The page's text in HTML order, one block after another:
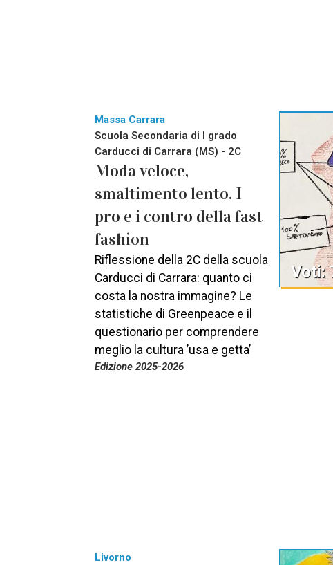
Massa Carrara
Scuola Secondaria di I grado
Carducci di Carrara (MS) - 2C
Moda veloce,
smaltimento lento. I
pro e i contro della fast
fashion
Riflessione della 2C della scuola
Carducci di Carrara: quanto ci
costa la nostra immagine? Le
statistiche di Greenpeace e il
questionario per comprendere
meglio la cultura ’usa e getta’
Edizione 2025-2026
Voti:
Livorno